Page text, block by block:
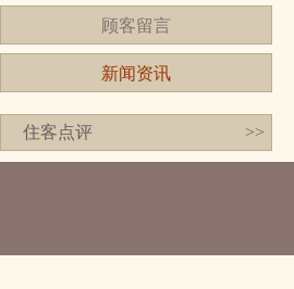
顾客留言
新闻资讯
住客点评 >>